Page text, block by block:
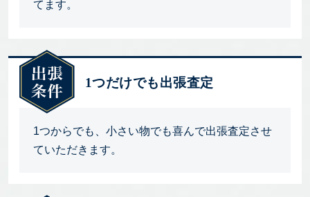
てます。
1つだけでも出張査定
1つからでも、小さい物でも喜んで出張査定させ
ていただきます。